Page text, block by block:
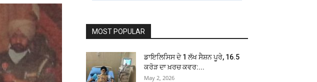
MOST POPULAR
ਡਾਇਲਿਸਿਸ ਦੇ 1 ਲੱਖ ਸੈਸ਼ਨ ਪੂਰੇ, ₹16.5
ਕਰੋੜ ਦਾ ਖ਼ਰਚ ਕਵਰ:...
May 2, 2026